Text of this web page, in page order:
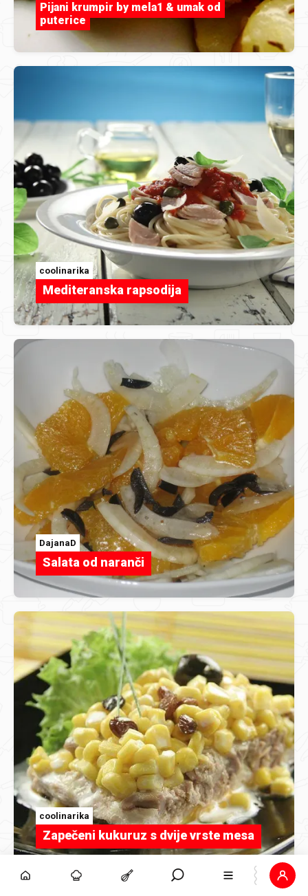
Pijani krumpir by mela1 & umak od
puterice
coolinarika
Mediteranska rapsodija
DajanaD
Salata od naranči
coolinarika
Zapečeni kukuruz s dvije vrste mesa